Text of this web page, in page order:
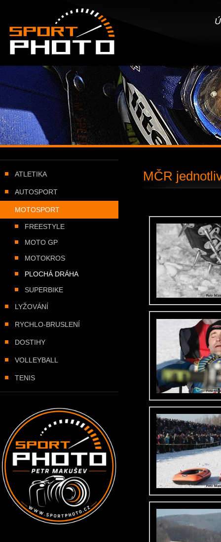
SportPHOTO.cz -Úvodní stránka
MČR
ATLETIKA
AUTOSPORT
MOTOSPORT
FREESTYLE
MOTO GP
MOTOKROS
PLOCHÁ DRÁHA
SUPERBIKE
LYŽOVÁNÍ
RYCHLO-BRUSLENÍ
DOSTIHY
VOLLEYBALL
TENIS